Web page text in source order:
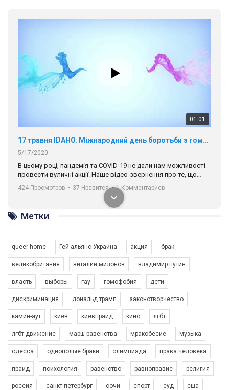
01:01
17 травня IDAHO. Міжнародний день боротьби з гомофобією трансфобією і біфобія.
5/17/2020
В цьому році, пандемія та COVІD-19 не дали нам можливості
провести вуличні акції. Наше відео-звернення про те, що
навіть коли ми у різних містах та не можемо зустрінеться, ми
разом. Ми закликаємо всіх хто поділяє цінності рівності та
солідарності, приєднатися до нас. Регіональні підрозділи
ГАУ є в 16 областях України.
Разом наш голос лунає гучніше!
424 Просмотров • 37 Нравится • 1 Комментариев
Зупинимо насильство проти ЛГБТ в Україні! Stop violence against LGBT in Ukraine!
6/30/2017
Емоційний та вражаючий промо-ролік на конкурс PACT, який
представляє програму "Гей-альянс Україна" з протидії
насильству проти ЛГБТ в Україні.
1.9K Просмотров • 226 Нравится • 5 Комментариев
Метки
queer home Гей-альянс Украина акция брак
великобритания виталий милонов владимир путин
власть выборы гау гомофобия дети
дискриминация дональд трамп законотворчество
камин-аут киев киевпрайд кино лгбт
лгбт-движение марш равенства мракобесие музыка
одесса однополые браки олимпиада права человека
прайд психология равенство равноправие религия
россия санкт-петербург сочи спорт суд сша